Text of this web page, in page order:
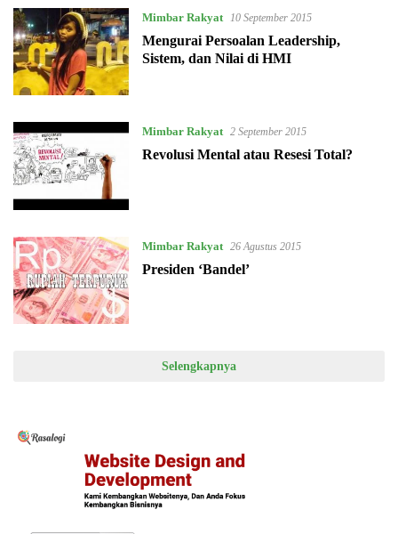
Mimbar Rakyat 10 September 2015
Mengurai Persoalan Leadership,
Sistem, dan Nilai di HMI
Mimbar Rakyat 2 September 2015
Revolusi Mental atau Resesi Total?
Mimbar Rakyat 26 Agustus 2015
Presiden ‘Bandel’
Selengkapnya